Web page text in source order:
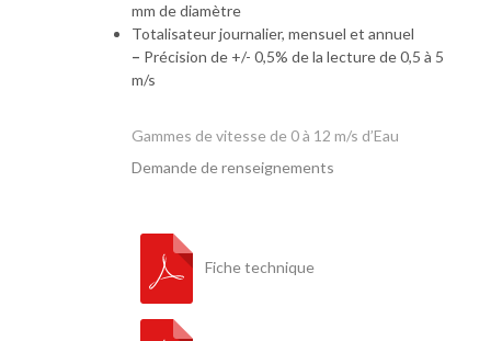
mm de diamètre
Totalisateur journalier, mensuel et annuel
– Précision de +/- 0,5% de la lecture de 0,5 à 5
m/s
Gammes de vitesse de 0 à 12 m/s d’Eau
Demande de renseignements
Fiche technique